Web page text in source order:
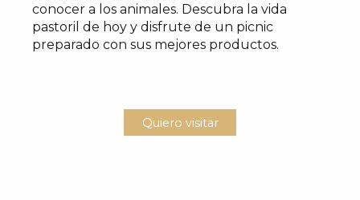
conocer a los animales. Descubra la vida
pastoril de hoy y disfrute de un picnic
preparado con sus mejores productos.
Quiero visitar